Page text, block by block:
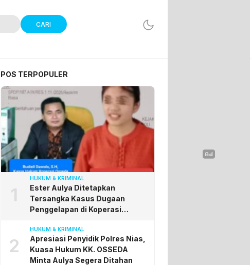
CARI
POS TERPOPULER
1
HUKUM & KRIMINAL
Ester Aulya Ditetapkan
Tersangka Kasus Dugaan
Penggelapan di Koperasi
Penyidik Polres Nias
2
HUKUM & KRIMINAL
Apresiasi Penyidik Polres Nias,
Kuasa Hukum KK. OSSEDA
Minta Aulya Segera Ditahan